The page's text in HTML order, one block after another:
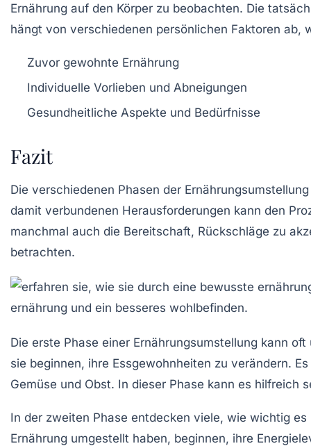
Ernährung auf den Körper zu beobachten. Die
hängt von verschiedenen persönlichen Faktoren ab,
Zuvor gewohnte Ernährung
Individuelle Vorlieben und Abneigungen
Gesundheitliche Aspekte und Bedürfnisse
Fazit
Die verschiedenen Phasen der
damit verbundenen Herausforderungen kann den
manchmal auch die Bereitschaft, Rückschläge zu
betrachten.
Die erste Phase einer Ernährungsumstellung kann
sie beginnen, ihre Essgewohnheiten zu verändern.
Gemüse und Obst. In dieser Phase kann es hilfreich
In der zweiten Phase entdecken viele, wie wichtig
Ernährung umgestellt haben, beginnen, ihre